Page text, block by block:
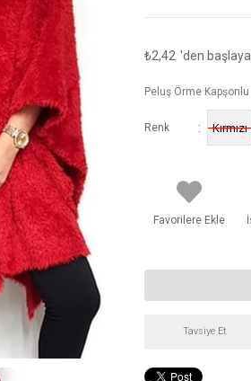
₺2,42 'den
Peluş Örme
Renk : Kırmızı
Favorilere Ekle
Tavsiye Et